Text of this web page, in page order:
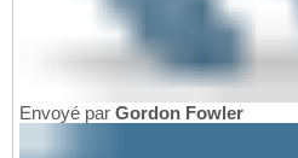
Envoyé par Gordon Fowler